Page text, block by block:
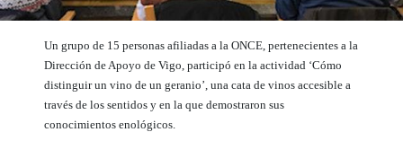
Un grupo de 15 personas afiliadas a la ONCE, pertenecientes a la
Dirección de Apoyo de Vigo, participó en la actividad ‘Cómo
distinguir un vino de un geranio’, una cata de vinos accesible a
través de los sentidos y en la que demostraron sus
conocimientos enológicos.